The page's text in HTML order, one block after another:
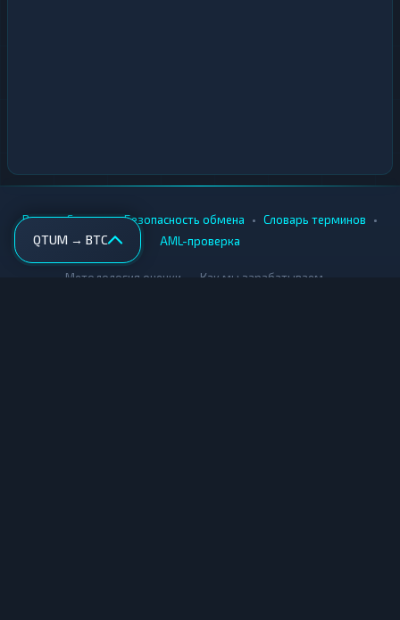
QTUM → BTC
Вики • Города • Безопасность обмена • Словарь терминов •
AML-проверка
Методология оценки Как мы зарабатываем